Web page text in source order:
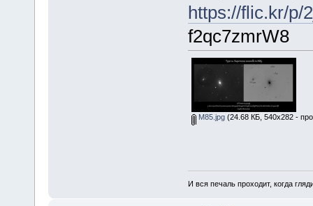
https://flic.kr/p/
f2qc7zmrW8
М85.jpg(24.68 КБ, 540x282 -
И вся печаль проходит, когда